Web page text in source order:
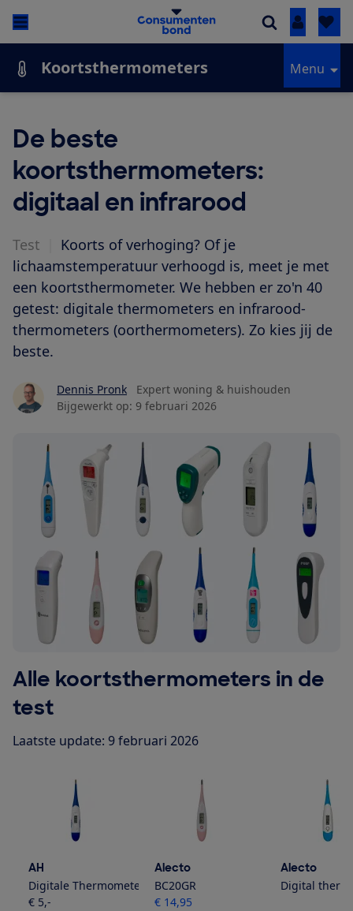
Inloggen
Koortsthermometers Menu
De beste
koortsthermometers:
digitaal en infrarood
Test
Koorts of verhoging? Of je
lichaamstemperatuur verhoogd is, meet je met
een koortsthermometer. We hebben er zo'n 40
getest: digitale thermometers en infrarood-
thermometers (oorthermometers). Zo kies jij de
beste.
Dennis Pronk
Expert woning & huishouden
Bijgewerkt op: 9 februari 2026
Alle koortsthermometers in de
test
Laatste update: 9 februari 2026
AH
Digitale Thermometer MT-219
€ 5,-
Alecto
BC20GR
€ 14,95
Alecto
Digital